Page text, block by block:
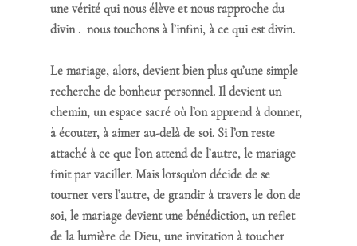
une vérité qui nous élève et nous rapproche du
divin .  nous touchons à l’infini, à ce qui est divin.
Le mariage, alors, devient bien plus qu’une simple
recherche de bonheur personnel. Il devient un
chemin, un espace sacré où l’on apprend à donner,
à écouter, à aimer au-delà de soi. Si l’on reste
attaché à ce que l’on attend de l’autre, le mariage
finit par vaciller. Mais lorsqu’on décide de se
tourner vers l’autre, de grandir à travers le don de
soi, le mariage devient une bénédiction, un reflet
de la lumière de Dieu, une invitation à toucher